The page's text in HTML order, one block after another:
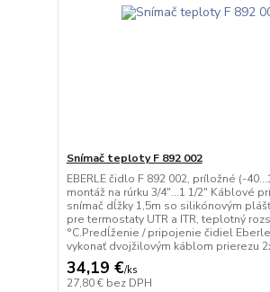
Snímač teploty F 892 002
EBERLE čidlo F 892 002, príložné (-
montáž na rúrku 3/4"...1 1/2" Káblové
snímač dĺžky 1,5m so silikónovým
pre termostaty UTR a ITR, teplotný
°C.Predĺženie / pripojenie čidiel
vykonať dvojžilovým káblom prierezu
34,19 €/ks
27,80 € bez DPH